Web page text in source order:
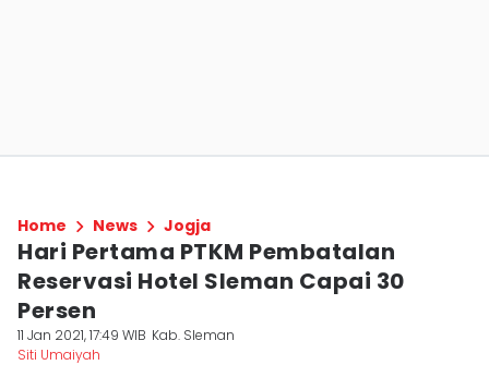
Home News Jogja
Hari Pertama PTKM Pembatalan
Reservasi Hotel Sleman Capai 30
Persen
11 Jan 2021, 17:49 WIB Kab. Sleman
Siti Umaiyah